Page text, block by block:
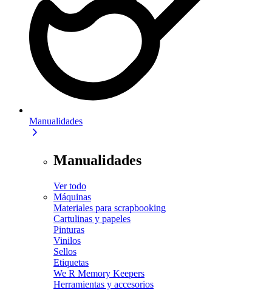
Manualidades
Manualidades
Ver todo
Máquinas
Materiales para scrapbooking
Cartulinas y papeles
Pinturas
Vinilos
Sellos
Etiquetas
We R Memory Keepers
Herramientas y accesorios